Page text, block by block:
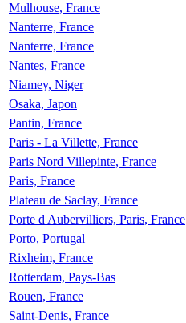
Mulhouse, France
Nanterre, France
Nanterre, France
Nantes, France
Niamey, Niger
Osaka, Japon
Pantin, France
Paris - La Villette, France
Paris Nord Villepinte, France
Paris, France
Plateau de Saclay, France
Porte d Aubervilliers, Paris, France
Porto, Portugal
Rixheim, France
Rotterdam, Pays-Bas
Rouen, France
Saint-Denis, France